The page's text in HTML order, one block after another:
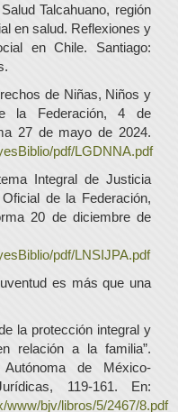
Talcahuano, región
en salud. Reflexiones y
en Chile. Santiago:
de Niñas, Niños y
la Federación, 4 de
27 de mayo de 2024.
pdf/LGDNNA.pdf
Integral de Justicia
de la Federación,
20 de diciembre de
pdf/LNSIJPA.pdf
es más que una
la protección integral y
relación a la familia”.
de México-
119-161. En:
www/bjv/libros/5/2467/8.pdf